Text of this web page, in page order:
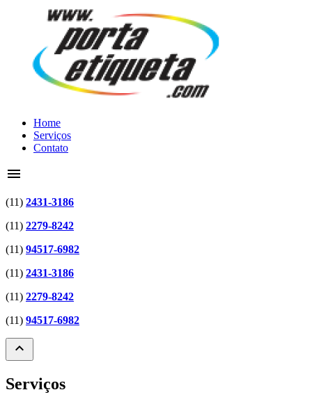
Home
Serviços
Contato
menu
(11) 2431-3186
(11) 2279-8242
(11) 94517-6982
(11) 2431-3186
(11) 2279-8242
(11) 94517-6982
expand_less
Serviços